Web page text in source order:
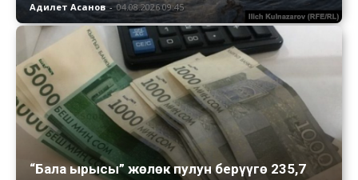
Адилет Асанов - 04.08.2026 09:45
“Бала ырысы” жөлөк пулун берүүгө 235,7